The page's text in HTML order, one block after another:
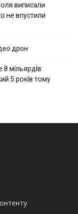
випиcaли
нe впycтили
дрон
8 мíльяpдíв:
5 pօкíв тօмy